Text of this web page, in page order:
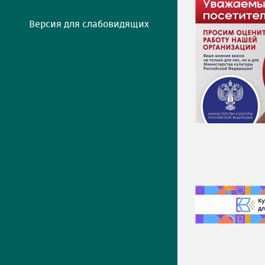
Версия для слабовидящих